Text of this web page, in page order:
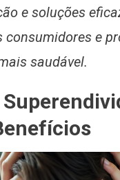
e soluções
consumidores e
saudável.